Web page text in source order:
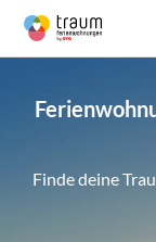
Finde deine